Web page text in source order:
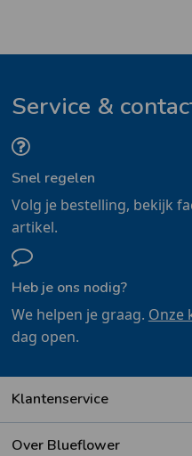
Service &
Snel regelen
Volg je bestelling, bekijk
artikel.
Heb je ons nodig?
We helpen je graag. Onze
dag open.
Klantenservice
Over Blueflower